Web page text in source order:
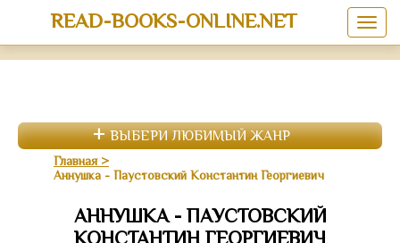
READ-BOOKS-ONLINE.NET
ВЫБЕРИ ЛЮБИМЫЙ ЖАНР
Главная
Аннушка - Паустовский Константин Георгиевич
АННУШКА - ПАУСТОВСКИЙ
КОНСТАНТИН ГЕОРГИЕВИЧ